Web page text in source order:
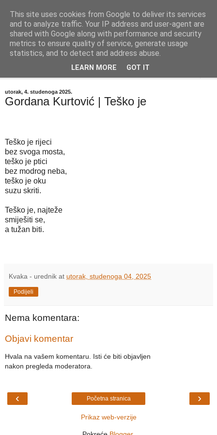
"Kvaka"
Časopis za književnost ISSN 2459-5632
utorak, 4. studenoga 2025.
Gordana Kurtović | Teško je
Teško je rijeci
bez svoga mosta,
teško je ptici
bez modrog neba,
teško je oku
suzu skriti.
Teško je, najteže
smiješiti se,
a tužan biti.
Kvaka - urednik at utorak, studenoga 04, 2025
Podijeli
Nema komentara:
Objavi komentar
Hvala na vašem komentaru. Isti će biti objavljen
nakon pregleda moderatora.
‹ ›
Početna stranica
Prikaz web-verzije
This site uses cookies from Google to deliver its services
and to analyze traffic. Your IP address and user-agent are
shared with Google along with performance and security
metrics to ensure quality of service, generate usage
statistics, and to detect and address abuse.
LEARN MORE GOT IT